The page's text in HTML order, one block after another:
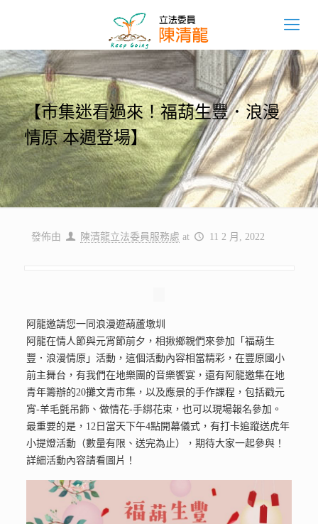
【市集迷看過來！福葫生豐．浪漫
情原 本週登場】
發佈由 陳清龍立法委員服務處 at 11 2 月, 2022
阿龍邀請您一同浪漫遊葫蘆墩圳
阿龍在情人節與元宵節前夕，相揪鄉親們來參加「福葫生
豐．浪漫情原」活動，這個活動內容相當精彩，在豐原國小
前主舞台，有我們在地樂團的音樂饗宴，還有阿龍邀集在地
青年籌辦的20攤文青市集，以及應景的手作課程，包括戳元
宵-羊毛氈吊飾、做情花-手綁花束，也可以現場報名參加。
最重要的是，12日當天下午4點開幕儀式，有打卡追蹤送虎年
小提燈活動（數量有限、送完為止），期待大家一起參與！
詳細活動內容請看圖片！